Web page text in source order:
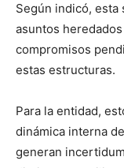
Según indicó, esta
asuntos
compromisos
estas estructuras.
Para la entidad,
dinámica interna
generan